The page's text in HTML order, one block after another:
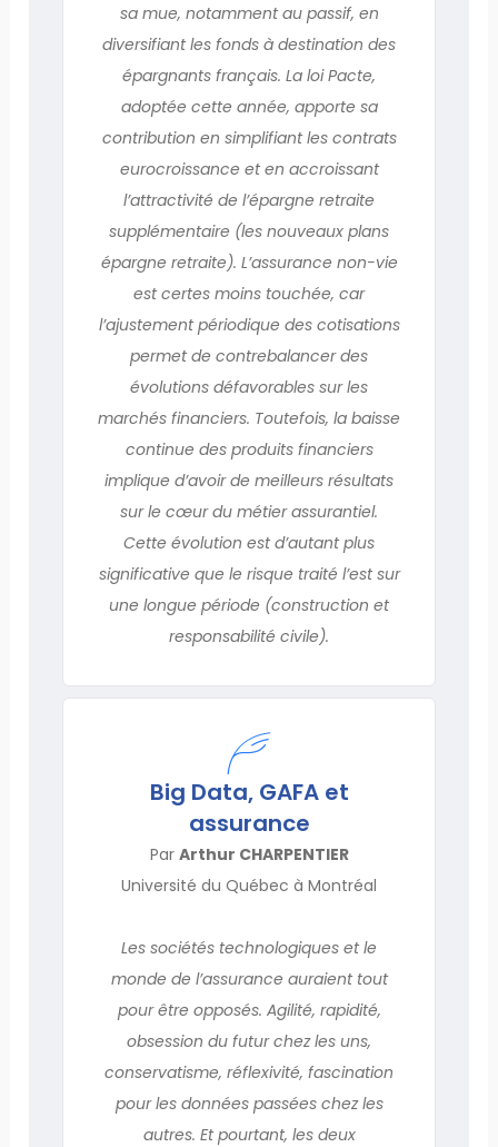
sa mue, notamment au passif, en
diversifiant les fonds à destination des
épargnants français. La loi Pacte,
adoptée cette année, apporte sa
contribution en simplifiant les contrats
eurocroissance et en accroissant
l’attractivité de l’épargne retraite
supplémentaire (les nouveaux plans
épargne retraite). L’assurance non-vie
est certes moins touchée, car
l’ajustement périodique des cotisations
permet de contrebalancer des
évolutions défavorables sur les
marchés financiers. Toutefois, la baisse
continue des produits financiers
implique d’avoir de meilleurs résultats
sur le cœur du métier assurantiel.
Cette évolution est d’autant plus
significative que le risque traité l’est sur
une longue période (construction et
responsabilité civile).
Big Data, GAFA et
assurance
Par Arthur CHARPENTIER
Université du Québec à Montréal
Les sociétés technologiques et le
monde de l’assurance auraient tout
pour être opposés. Agilité, rapidité,
obsession du futur chez les uns,
conservatisme, réflexivité, fascination
pour les données passées chez les
autres. Et pourtant, les deux